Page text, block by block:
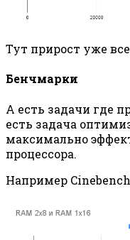
Тут прирост уже
Бенчмарки
А есть задачи где
есть задача
максимально
процессора.
Например Cinebench